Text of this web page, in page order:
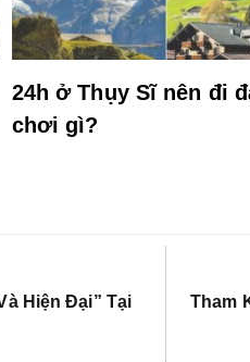
24h ở Thụy Sĩ nên đi
chơi gì?
Hiện Đại” Tại
Next
Tham